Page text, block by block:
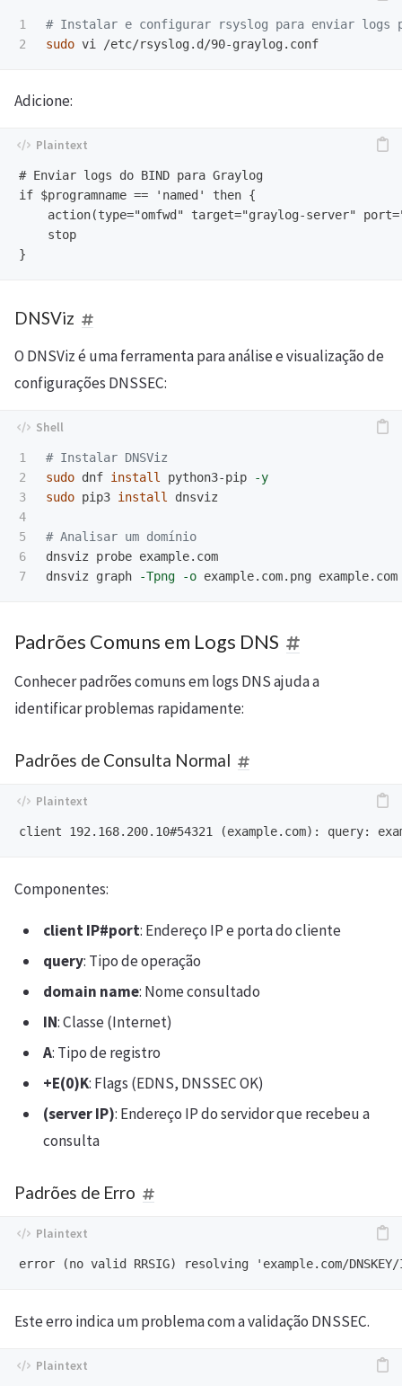
1
# Instalar e configurar rsyslog para enviar logs
sudo
Adicione:
# Enviar logs do BIND para Graylog
if $programname == 'named' then {
action(type="omfwd" target="graylog-server"
    stop
DNSViz
O DNSViz é uma ferramenta para análise e visualização de
configurações DNSSEC:
1
2
3
4
5
6
# Instalar DNSViz
sudo dnf install python3-pip
-y
sudo pip3 install dnsviz
# Analisar um domínio
dnsviz probe example.com
dnsviz graph
-Tpng -o
Padrões Comuns em Logs DNS
Conhecer padrões comuns em logs DNS ajuda a
identificar problemas rapidamente:
Padrões de Consulta Normal
Componentes:
client IP#port: Endereço IP e porta do cliente
query: Tipo de operação
domain name: Nome consultado
IN: Classe (Internet)
A: Tipo de registro
+E(0)K: Flags (EDNS, DNSSEC OK)
(server IP): Endereço IP do servidor que recebeu a
consulta
Padrões de Erro
Este erro indica um problema com a validação DNSSEC.